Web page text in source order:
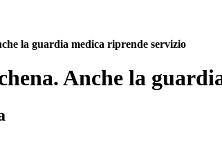
la guardia medica riprende servizio
Anche la